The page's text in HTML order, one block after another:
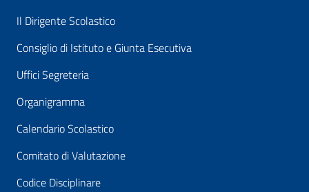
Il Dirigente Scolastico
Consiglio di Istituto e Giunta Esecutiva
Uffici Segreteria
Organigramma
Calendario Scolastico
Comitato di Valutazione
Codice Disciplinare